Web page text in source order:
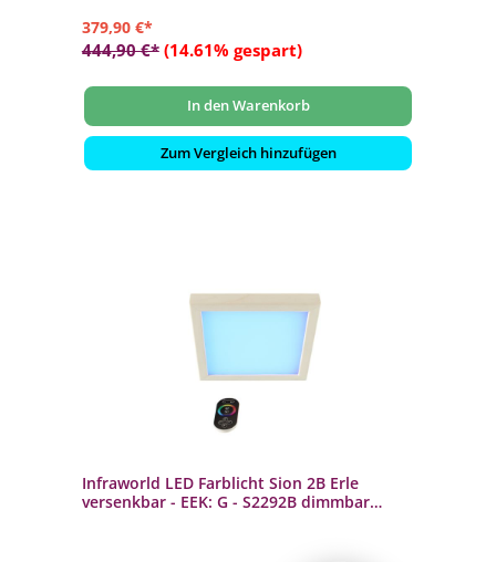
379,90 €*
444,90 €* (14.61% gespart)
In den Warenkorb
Zum Vergleich hinzufügen
Infraworld LED Farblicht Sion 2B Erle
versenkbar - EEK: G - S2292B dimmbar